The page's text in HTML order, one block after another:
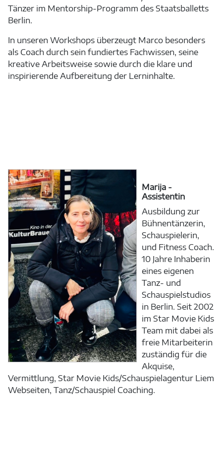
Tänzer im Mentorship-Programm des Staatsballetts
Berlin.
In unseren Workshops überzeugt Marco besonders
als Coach durch sein fundiertes Fachwissen, seine
kreative Arbeitsweise sowie durch die klare und
inspirierende Aufbereitung der Lerninhalte.
Marija -
Assistentin
Ausbildung zur
Bühnentänzerin,
Schauspielerin,
und Fitness Coach.
10 Jahre Inhaberin
eines eigenen
Tanz- und
Schauspielstudios
in Berlin. Seit 2002
im Star Movie Kids
Team mit dabei als
freie Mitarbeiterin
zuständig für die
Akquise,
Vermittlung, Star Movie Kids/Schauspielagentur Liem
Webseiten, Tanz/Schauspiel Coaching.